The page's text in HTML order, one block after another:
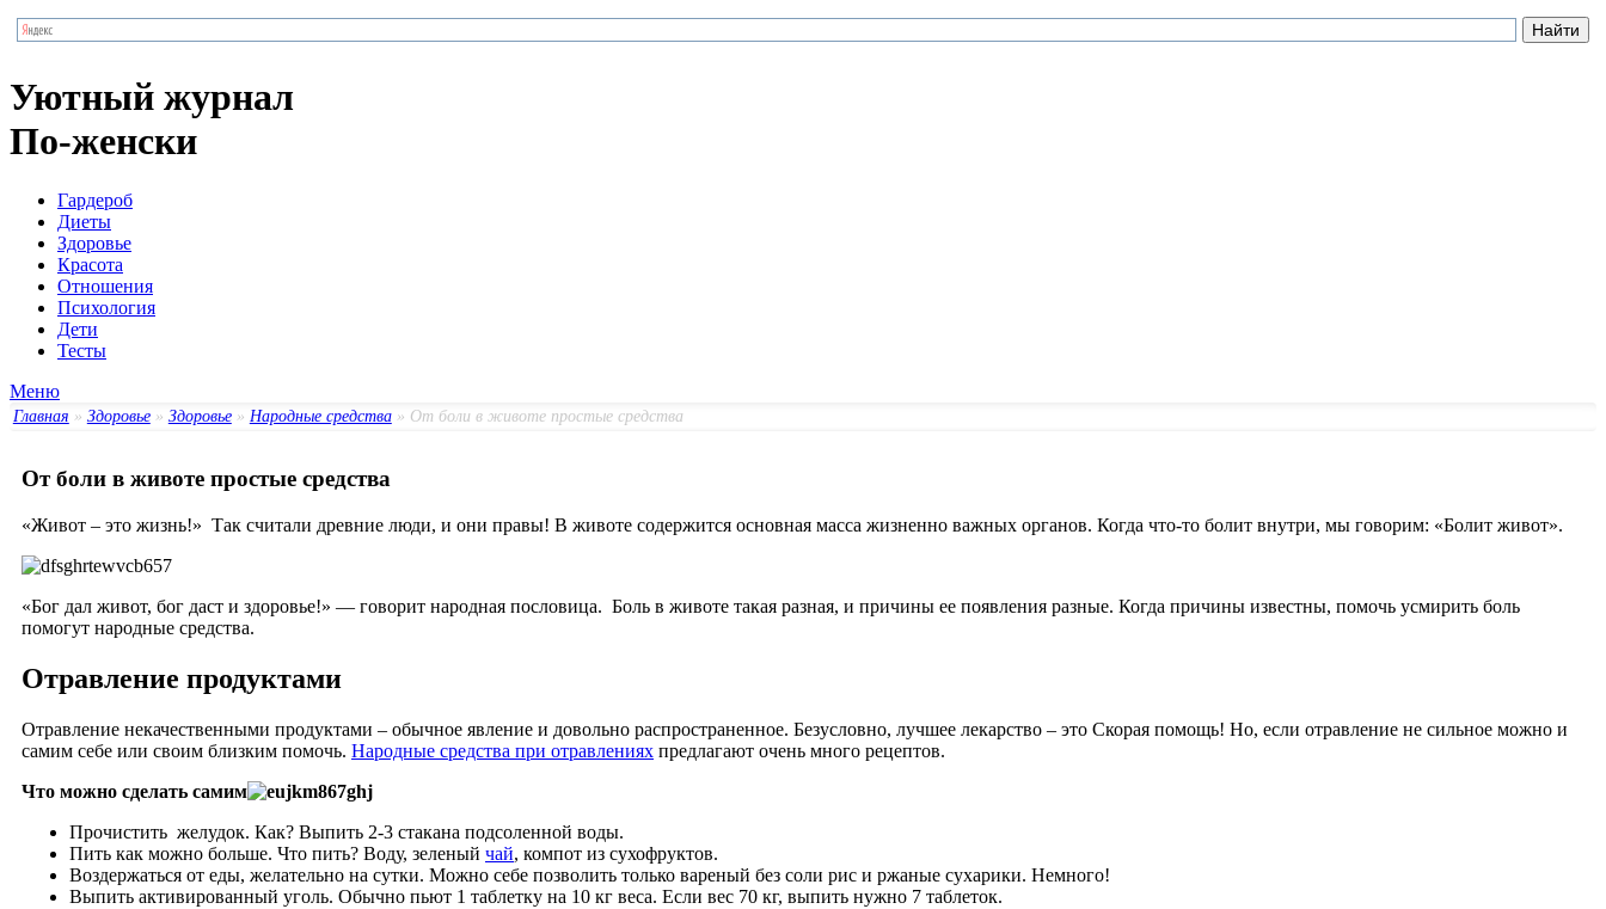
Уютный журнал
По-женски
Гардероб
Диеты
Здоровье
Красота
Отношения
Психология
Дети
Тесты
Меню
Главная » Здоровье» Здоровье» Народные средства» От боли в животе простые средства
От боли в животе простые средства
«Живот – это жизнь!» Так считали древние люди, и они правы! В животе содержится основная масса жизненно важных органов. Когда что-то болит внутри, мы говорим: «Болит живот».
«Бог дал живот, бог даст и здоровье!» — говорит народная пословица. Боль в животе такая разная, и причины ее появления разные. Когда причины известны, помочь усмирить боль
помогут народные средства.
Отравление продуктами
Отравление некачественными продуктами – обычное явление и довольно распространенное. Безусловно, лучшее лекарство – это Скорая помощь! Но, если отравление не сильное можно и
самим себе или своим близким помочь. Народные средства при отравлениях предлагают очень много рецептов.
Что можно сделать самим
Прочистить желудок. Как? Выпить 2-3 стакана подсоленной воды.
Пить как можно больше. Что пить? Воду, зеленый чай, компот из сухофруктов.
Воздержаться от еды, желательно на сутки. Можно себе позволить только вареный без соли рис и ржаные сухарики. Немного!
Выпить активированный уголь. Обычно пьют 1 таблетку на 10 кг веса. Если вес 70 кг, выпить нужно 7 таблеток.